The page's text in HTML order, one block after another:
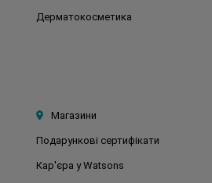
Дерматокосметика
Магазини
Подарункові сертифікати
Кар'єра у Watsons